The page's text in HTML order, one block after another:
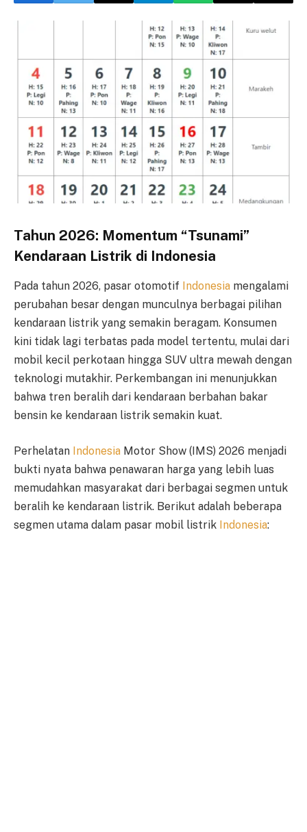
Tahun 2026: Momentum “Tsunami”
Kendaraan Listrik di Indonesia
Pada tahun 2026, pasar otomotif Indonesia mengalami
perubahan besar dengan munculnya berbagai pilihan
kendaraan listrik yang semakin beragam. Konsumen
kini tidak lagi terbatas pada model tertentu, mulai dari
mobil kecil perkotaan hingga SUV ultra mewah dengan
teknologi mutakhir. Perkembangan ini menunjukkan
bahwa tren beralih dari kendaraan berbahan bakar
bensin ke kendaraan listrik semakin kuat.
Perhelatan Indonesia Motor Show (IMS) 2026 menjadi
bukti nyata bahwa penawaran harga yang lebih luas
memudahkan masyarakat dari berbagai segmen untuk
beralih ke kendaraan listrik. Berikut adalah beberapa
segmen utama dalam pasar mobil listrik Indonesia: